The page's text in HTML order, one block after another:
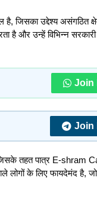
जिसका उद्देश्य असंगठित
है और उन्हें विभिन्न
Join
Join
तहत पात्र E-shram
लोगों के लिए फायदेमंद है,